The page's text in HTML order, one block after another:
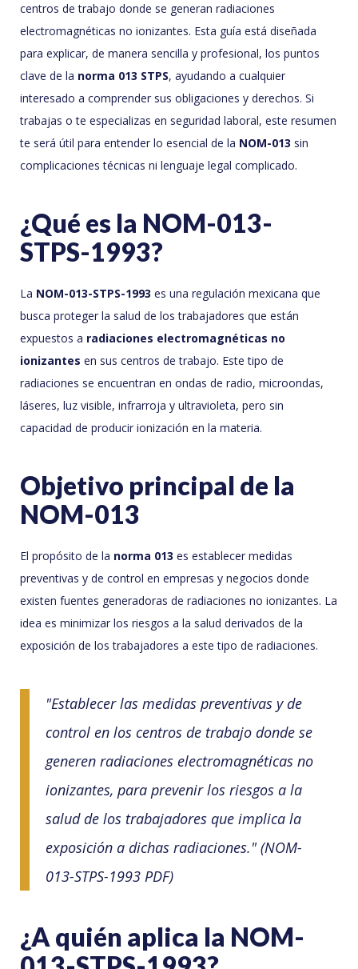
centros de trabajo donde se generan radiaciones
electromagnéticas no ionizantes. Esta guía está diseñada
para explicar, de manera sencilla y profesional, los puntos
clave de la norma 013 STPS, ayudando a cualquier
interesado a comprender sus obligaciones y derechos. Si
trabajas o te especializas en seguridad laboral, este resumen
te será útil para entender lo esencial de la NOM-013 sin
complicaciones técnicas ni lenguaje legal complicado.
¿Qué es la NOM-013-
STPS-1993?
La NOM-013-STPS-1993 es una regulación mexicana que
busca proteger la salud de los trabajadores que están
expuestos a radiaciones electromagnéticas no
ionizantes en sus centros de trabajo. Este tipo de
radiaciones se encuentran en ondas de radio, microondas,
láseres, luz visible, infrarroja y ultravioleta, pero sin
capacidad de producir ionización en la materia.
Objetivo principal de la
NOM-013
El propósito de la norma 013 es establecer medidas
preventivas y de control en empresas y negocios donde
existen fuentes generadoras de radiaciones no ionizantes. La
idea es minimizar los riesgos a la salud derivados de la
exposición de los trabajadores a este tipo de radiaciones.
"Establecer las medidas preventivas y de
control en los centros de trabajo donde se
generen radiaciones electromagnéticas no
ionizantes, para prevenir los riesgos a la
salud de los trabajadores que implica la
exposición a dichas radiaciones." (NOM-
013-STPS-1993 PDF)
¿A quién aplica la NOM-